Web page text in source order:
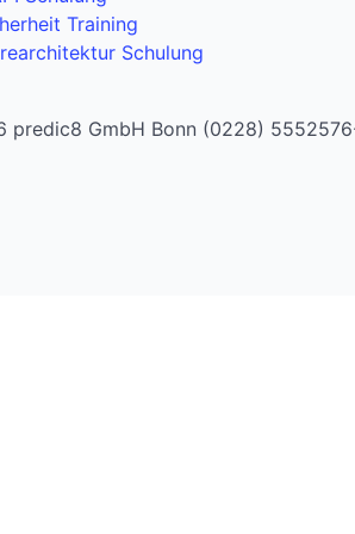
Training
Schulung
predic8 GmbH Bonn (0228)